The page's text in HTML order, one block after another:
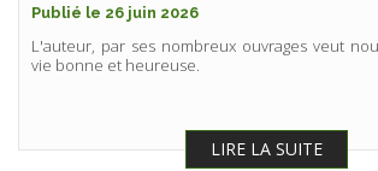
Publié le 26 juin 2026
L'auteur, par ses nombreux ouvrages veut
vie bonne et heureuse.
LIRE LA SUITE